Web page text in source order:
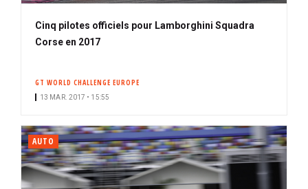
Cinq pilotes officiels pour Lamborghini Squadra
Corse en 2017
GT WORLD CHALLENGE EUROPE
13 MAR. 2017 • 15:55
AUTO